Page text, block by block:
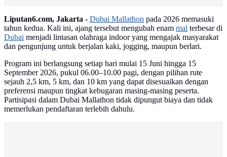
Liputan6.com, Jakarta - Dubai Mallathon pada 2026 memasuki
tahun kedua. Kali ini, ajang tersebut mengubah enam mal terbesar di
Dubai menjadi lintasan olahraga indoor yang mengajak masyarakat
dan pengunjung untuk berjalan kaki, jogging, maupun berlari.
Program ini berlangsung setiap hari mulai 15 Juni hingga 15
September 2026, pukul 06.00–10.00 pagi, dengan pilihan rute
sejauh 2,5 km, 5 km, dan 10 km yang dapat disesuaikan dengan
preferensi maupun tingkat kebugaran masing-masing peserta.
Partisipasi dalam Dubai Mallathon tidak dipungut biaya dan tidak
memerlukan pendaftaran terlebih dahulu.